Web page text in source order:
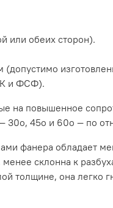
или обеих сторон).
и ФСФ).
на повышенное
30о, 45о и 60о — по
фанера обладает
склонна к
толщине, она легко